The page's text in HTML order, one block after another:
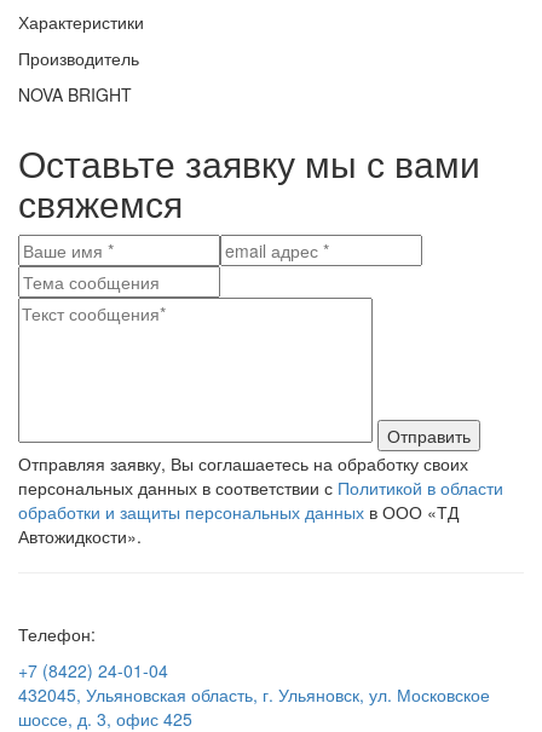
Характеристики
Производитель
NOVA BRIGHT
Оставьте заявку мы с вами
свяжемся
Отправить
Отправляя заявку, Вы соглашаетесь на обработку своих
персональных данных в соответствии с Политикой в области
обработки и защиты персональных данных в ООО «ТД
Автожидкости».
Телефон:
+7 (8422) 24-01-04
432045, Ульяновская область, г. Ульяновск, ул. Московское
шоссе, д. 3, офис 425